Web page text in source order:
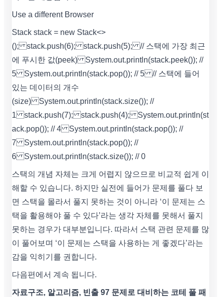
Use a different Browser
Stack stack = new Stack<>
(); stack.push(6); stack.push(5); // 스택에 가장 최근
에 푸시한 값(peek) System.out.println(stack.peek()); //
5 System.out.println(stack.pop()); // 5 // 스택에 들어
있는 데이터의 개수
(size) System.out.println(stack.size()); //
1 stack.push(7); stack.push(4); System.out.println(st
ack.pop()); // 4 System.out.println(stack.pop()); //
7 System.out.println(stack.pop()); //
6 System.out.println(stack.size()); // 0
스택의 개념 자체는 크게 어렵지 않으므로 비교적 쉽게 이
해할 수 있습니다. 하지만 실전에 들어가 문제를 풀다 보
면 스택을 몰라서 풀지 못하는 것이 아니라 ‘이 문제는 스
택을 활용해야 풀 수 있다’라는 생각 자체를 못해서 풀지
못하는 경우가 대부분입니다. 따라서 스택 관련 문제를 많
이 풀어보며 ‘이 문제는 스택을 사용하는 게 좋겠다’라는
감을 익히기를 권합니다.
다음편에서 계속 됩니다.
자료구조, 알고리즘, 빈출 97 문제로 대비하는 코테 풀 패